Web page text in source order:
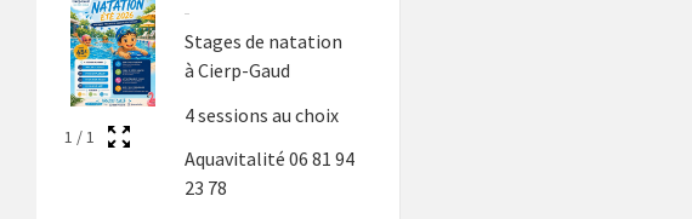
1 /1
Stages de natation
à Cierp-Gaud
4 sessions au choix
Aquavitalité 06 81 94
23 78